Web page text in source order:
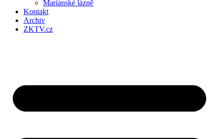
Mariánské lázně
Kontakt
Archiv
ZKTV.cz